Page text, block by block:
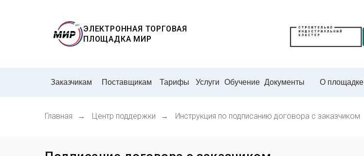
ЭЛЕКТРОННАЯ ТОРГОВАЯ
ПЛОЩАДКА МИР
Заказчикам Поставщикам Тарифы Услуги Обучение Документы О площадке
Главная → Центр поддержки → Инструкция по подписанию договора с заказчиком